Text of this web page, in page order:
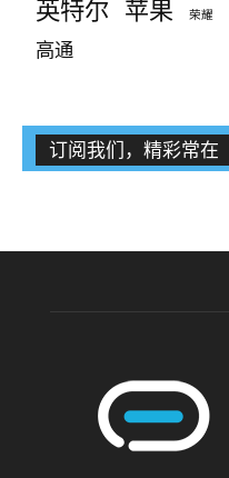
英特尔 苹果 荣耀
高通
订阅我们，精彩常在